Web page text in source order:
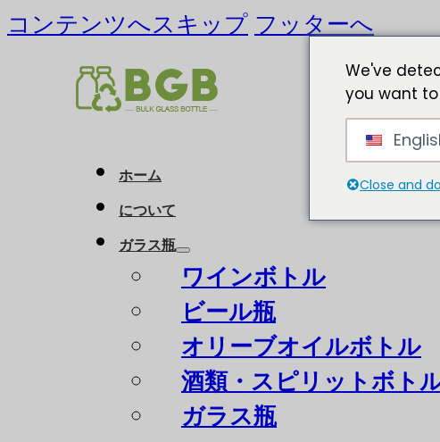
コンテンツへスキップ フッターへ
ホーム
について
ガラス瓶
ワインボトル
ビール瓶
オリーブオイルボトル
酒類・スピリットボト
ガラス瓶
We've
you want
Close and